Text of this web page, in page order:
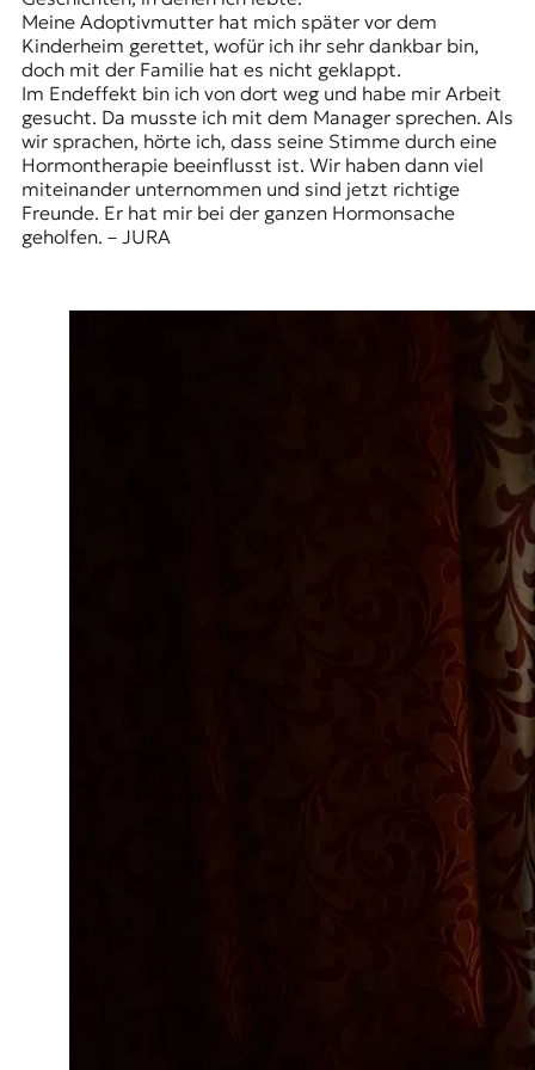
Meine Adoptivmutter hat mich später vor dem
Kinderheim gerettet, wofür ich ihr sehr dankbar bin,
doch mit der Familie hat es nicht geklappt.
Im Endeffekt bin ich von dort weg und habe mir Arbeit
gesucht. Da musste ich mit dem Manager sprechen. Als
wir sprachen, hörte ich, dass seine Stimme durch eine
Hormontherapie beeinflusst ist. Wir haben dann viel
miteinander unternommen und sind jetzt richtige
Freunde. Er hat mir bei der ganzen Hormonsache
geholfen. – JURA